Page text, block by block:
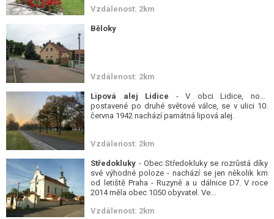
Vzdálenost: 2km
Běloky
Vzdálenost: 2km
Lipová alej Lidice - V obci Lidice, nově
postavené po druhé světové válce, se v ulici 10.
června 1942 nachází památná lipová alej.
Vzdálenost: 2km
Středokluky - Obec Středokluky se rozrůstá díky
své výhodné poloze - nachází se jen několik km
od letiště Praha - Ruzyně a u dálnice D7. V roce
2014 měla obec 1050 obyvatel. Ve...
Vzdálenost: 2km